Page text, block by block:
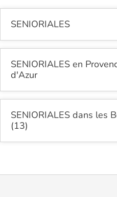
SENIORIALES
SENIORIALES en
d'Azur
SENIORIALES dans les
(13)